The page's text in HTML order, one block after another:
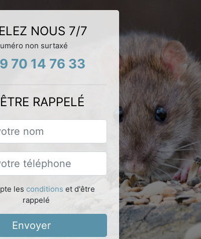
NOUS 7/7
non surtaxé
70 14 76 33
RAPPELÉ
les conditions et d'être
rappelé
Envoyer